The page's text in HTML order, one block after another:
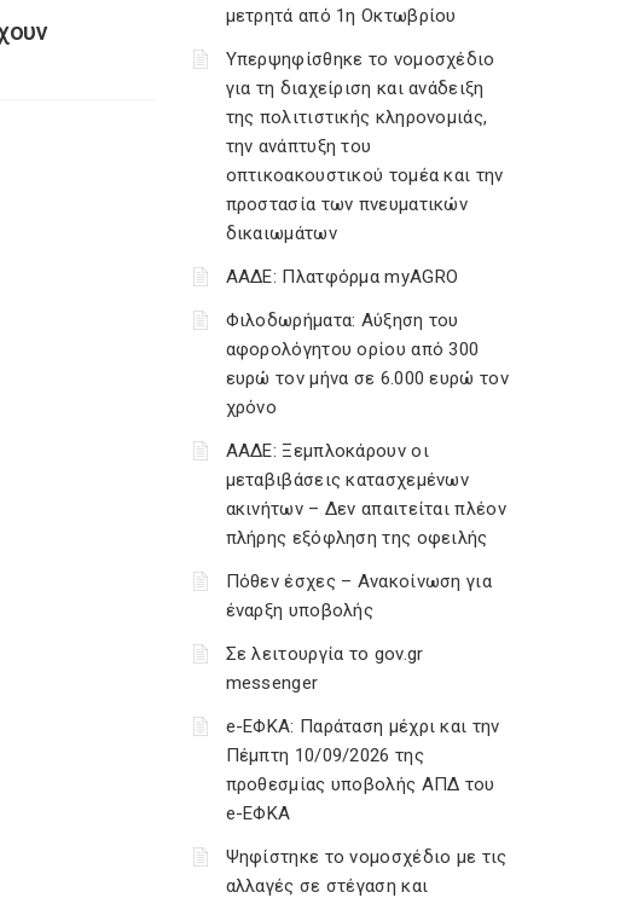
μετρητά από 1η Οκτωβρίου
Υπερψηφίσθηκε το νομοσχέδιο
για τη διαχείριση και ανάδειξη
της πολιτιστικής κληρονομιάς,
την ανάπτυξη του
οπτικοακουστικού τομέα και την
προστασία των πνευματικών
δικαιωμάτων
ΑΑΔΕ: Πλατφόρμα myAGRO
Φιλοδωρήματα: Αύξηση του
αφορολόγητου ορίου από 300
ευρώ τον μήνα σε 6.000 ευρώ τον
χρόνο
ΑΑΔΕ: Ξεμπλοκάρουν οι
μεταβιβάσεις κατασχεμένων
ακινήτων – Δεν απαιτείται πλέον
πλήρης εξόφληση της οφειλής
Πόθεν έσχες – Ανακοίνωση για
έναρξη υποβολής
Σε λειτουργία το gov.gr
messenger
e-ΕΦΚΑ: Παράταση μέχρι και την
Πέμπτη 10/09/2026 της
προθεσμίας υποβολής ΑΠΔ του
e-ΕΦΚΑ
Ψηφίστηκε το νομοσχέδιο με τις
αλλαγές σε στέγαση και